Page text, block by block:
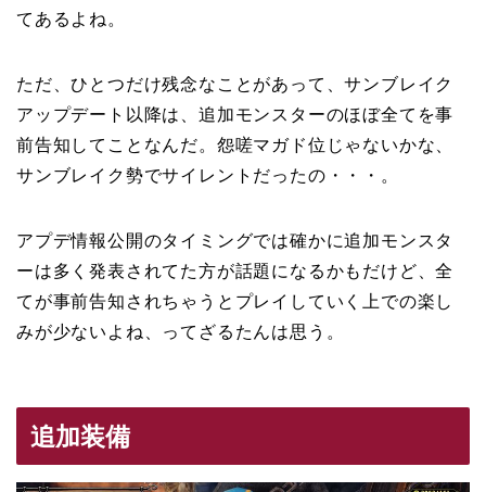
てあるよね。
ただ、ひとつだけ残念なことがあって、サンブレイク
アップデート以降は、追加モンスターのほぼ全てを事
前告知してことなんだ。怨嗟マガド位じゃないかな、
サンブレイク勢でサイレントだったの・・・。
アプデ情報公開のタイミングでは確かに追加モンスタ
ーは多く発表されてた方が話題になるかもだけど、全
てが事前告知されちゃうとプレイしていく上での楽し
みが少ないよね、ってざるたんは思う。
追加装備